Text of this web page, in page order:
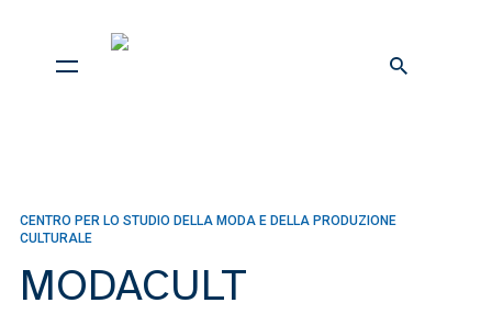
CENTRO PER LO STUDIO DELLA MODA E DELLA PRODUZIONE
CULTURALE
MODACULT